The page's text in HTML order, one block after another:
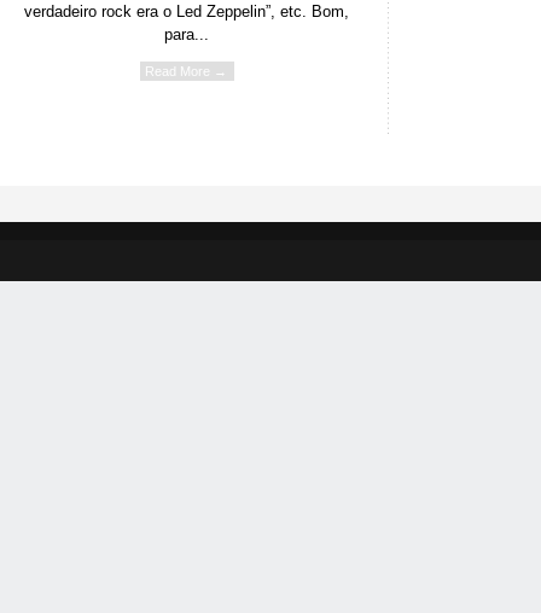
verdadeiro rock era o Led Zeppelin”, etc. Bom,
para...
Read More →